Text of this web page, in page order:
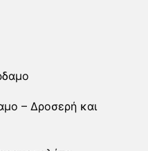
– Δροσερή και